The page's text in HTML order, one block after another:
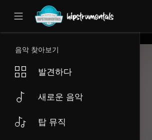
UA-36237165-1
음악 찾아보기
발견하다
새로운 음악
탑 뮤직